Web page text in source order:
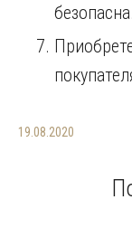
безопасна.
19.08.2020